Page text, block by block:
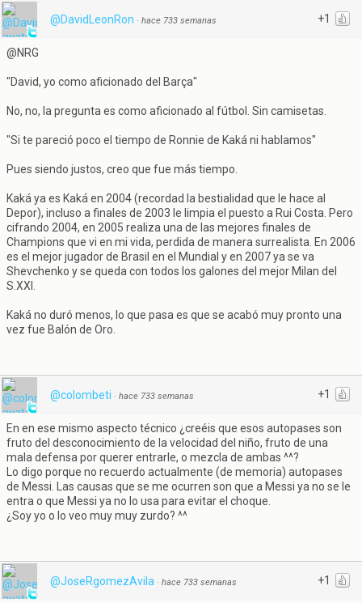
+1
@DavidLeonRon · hace 733 semanas
@NRG
"David, yo como aficionado del Barça"
No, no, la pregunta es como aficionado al fútbol. Sin camisetas.
"Si te pareció poco el tiempo de Ronnie de Kaká ni hablamos"
Pues siendo justos, creo que fue más tiempo.
Kaká ya es Kaká en 2004 (recordad la bestialidad que le hace al
Depor), incluso a finales de 2003 le limpia el puesto a Rui Costa. Pero
cifrando 2004, en 2005 realiza una de las mejores finales de
Champions que vi en mi vida, perdida de manera surrealista. En 2006
es el mejor jugador de Brasil en el Mundial y en 2007 ya se va
Shevchenko y se queda con todos los galones del mejor Milan del
S.XXI.
Kaká no duró menos, lo que pasa es que se acabó muy pronto una
vez fue Balón de Oro.
+1
@colombeti · hace 733 semanas
En en ese mismo aspecto técnico ¿creéis que esos autopases son
fruto del desconocimiento de la velocidad del niño, fruto de una
mala defensa por querer entrarle, o mezcla de ambas ^^?
Lo digo porque no recuerdo actualmente (de memoria) autopases
de Messi. Las causas que se me ocurren son que a Messi ya no se le
entra o que Messi ya no lo usa para evitar el choque.
¿Soy yo o lo veo muy muy zurdo? ^^
+1
@JoseRgomezAvila · hace 733 semanas